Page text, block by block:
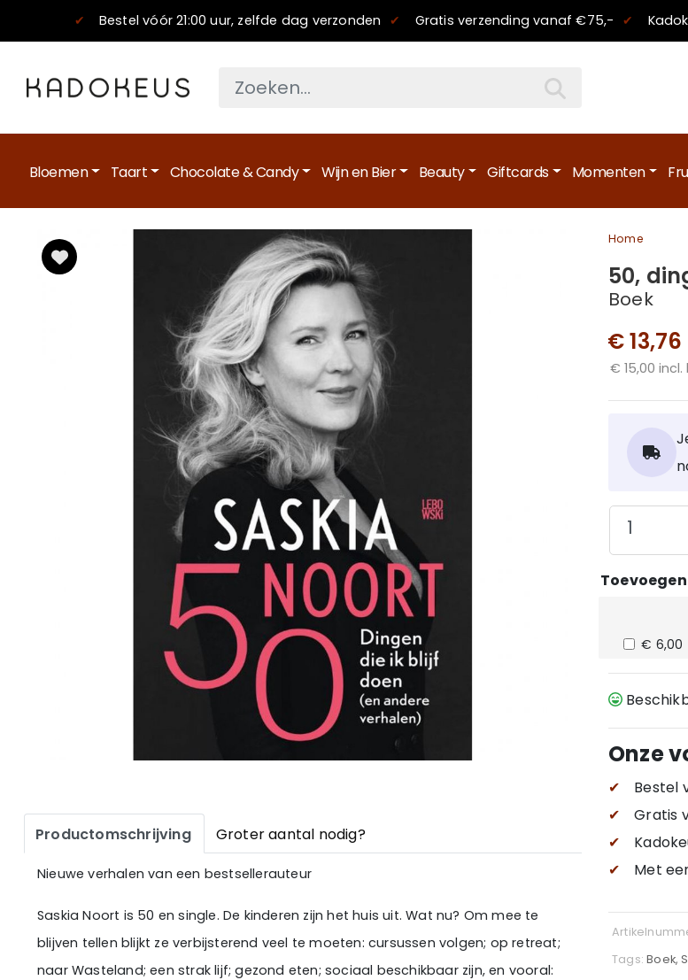
✔ Bestel vóór 21:00 uur, zelfde dag verzonden ✔ Gratis verzendingvanaf €75,- ✔
Bloemen Taart Chocolate & Candy Wijn en Bier Beauty Giftcards Momenten
Productomschrijving Groter aantal nodig?
Nieuwe verhalen van een bestsellerauteur
Saskia Noort is 50 en single. De kinderen zijn het huis uit. Wat nu? Om mee te
blijven tellen blijkt ze verbijsterend veel te moeten: cursussen volgen; op retreat;
naar Wasteland; een strak lijf; gezond eten; sociaal beschikbaar zijn, en vooral:
Home
50,
Boek
€ 13,76
€ 15,00
€ 6,00
Onze
✔
Bestel
✔
Gratis
✔
✔
Met
Tags:Boek,